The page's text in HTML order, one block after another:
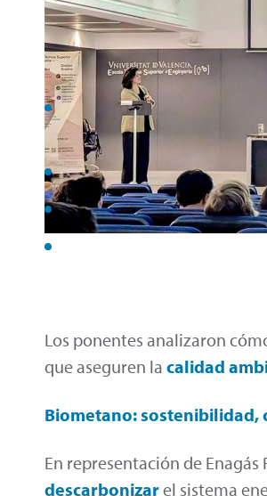
Los ponentes analizaron
que aseguren la calidad
Biometano:
En representación de Enagás
descarbonizarel sistema